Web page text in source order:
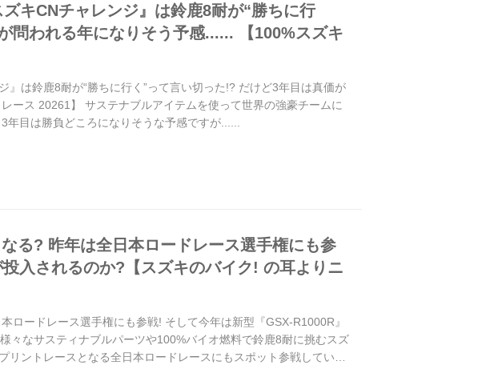
キCNチャレンジ』は鈴鹿8耐が“勝ちに行
問われる年になりそう予感...... 【100%スズキ
』は鈴鹿8耐が“勝ちに行く”って言い切った!? だけど3年目は真価が
ース 20261】 サステナブルアイテムを使って世界の強豪チームに
目は勝負どころになりそうな予感ですが......
る? 昨年は全日本ロードレース選手権にも参
入されるのか?【スズキのバイク! の耳よりニ
ロードレース選手権にも参戦! そして今年は新型『GSX-R1000R』
々なサスティナブルパーツや100%バイオ燃料で鈴鹿8耐に挑むスズ
ントレースとなる全日本ロードレースにもスポット参戦していま